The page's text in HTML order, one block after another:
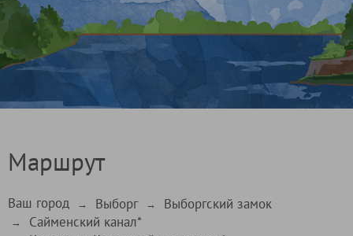
Маршрут
Ваш город → Выборг → Выборгский замок
→ Сайменский канал*